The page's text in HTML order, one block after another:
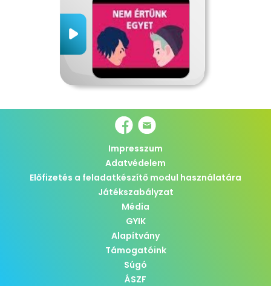
Impresszum
Adatvédelem
Előfizetés a feladatkészítő modul használatára
Játékszabályzat
Média
GYIK
Alapítvány
Támogatóink
Súgó
ÁSZF